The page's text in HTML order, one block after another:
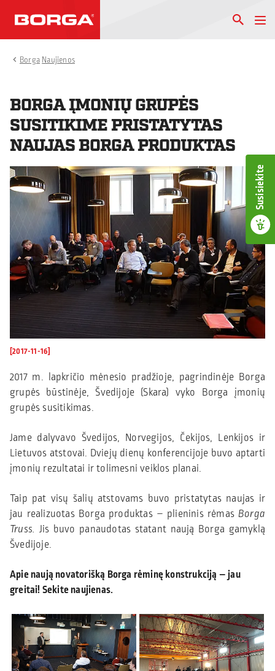
Susisiekite
Borga Naujienos
BORGA ĮMONIŲ GRUPĖS
SUSITIKIME PRISTATYTAS
NAUJAS BORGA PRODUKTAS
[2017-11-16]
2017 m. lapkričio mėnesio pradžioje, pagrindinėje Borga
grupės būstinėje, Švedijoje (Skara) vyko Borga įmonių
grupės susitikimas.
Jame dalyvavo Švedijos, Norvegijos, Čekijos, Lenkijos ir
Lietuvos atstovai. Dviejų dienų konferencijoje buvo aptarti
įmonių rezultatai ir tolimesni veiklos planai.
Taip pat visų šalių atstovams buvo pristatytas naujas ir
jau realizuotas Borga produktas – plieninis rėmas Borga
Truss. Jis buvo panaudotas statant naują Borga gamyklą
Švedijoje.
Apie naują novatorišką Borga rėminę konstrukciją – jau
greitai! Sekite naujienas.